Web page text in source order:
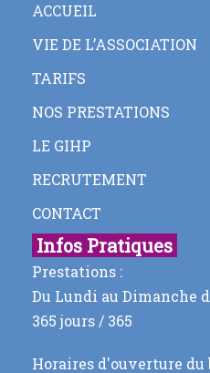
ACCUEIL
VIE DE L’ASSOCIATION
TARIFS
NOS PRESTATIONS
LE GIHP
RECRUTEMENT
CONTACT
Infos Pratiques
Prestations :
Du Lundi au Dimanche
365 jours / 365
Horaires d'ouverture du